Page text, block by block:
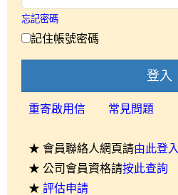
忘記密碼
記住帳號密碼
登入
重寄啟用信 常見問題
★ 會員聯絡人網頁請由此登入
★ 公司會員資格請按此查詢
★ 評估申請